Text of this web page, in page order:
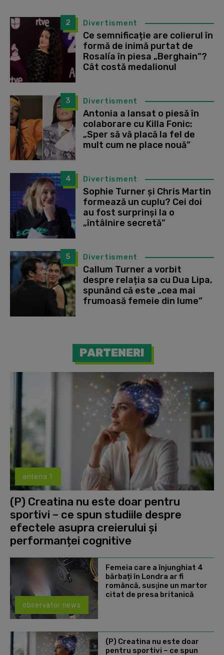
2 Divertisment
Ce semnificație are colierul în
formă de inimă purtat de
Rosalía în piesa „Berghain”?
Cât costă medalionul
3 Divertisment
Antonia a lansat o piesă în
colaborare cu Killa Fonic:
„Sper să vă placă la fel de
mult cum ne place nouă”
4 Divertisment
Sophie Turner și Chris Martin
formează un cuplu? Cei doi
au fost surprinși la o
„întâlnire secretă”
5 Divertisment
Callum Turner a vorbit
despre relația sa cu Dua Lipa,
spunând că este „cea mai
frumoasă femeie din lume”
PARTENERI
antena 1
(P) Creatina nu este doar pentru
sportivi – ce spun studiile despre
efectele asupra creierului și
performanței cognitive
observator news
Femeia care a înjunghiat 4
bărbați în Londra ar fi
româncă, susţine un martor
citat de presa britanică
(P) Creatina nu este doar
pentru sportivi – ce spun